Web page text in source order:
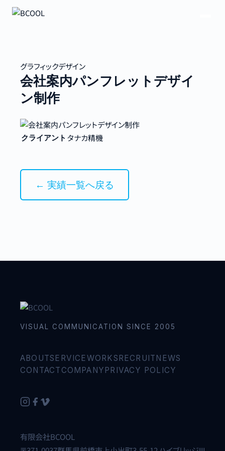
グラフィックデザイン
会社案内パンフレットデザイ
ン制作
クライアント タナカ精機
← 実績一覧へ戻る
VISUAL COMMUNICATION SINCE 2005
ABOUTSERVICEWORKS RECRUIT NEWS
CONTACT COMPANY PRIVACY POLICY
有限会社BCOOL